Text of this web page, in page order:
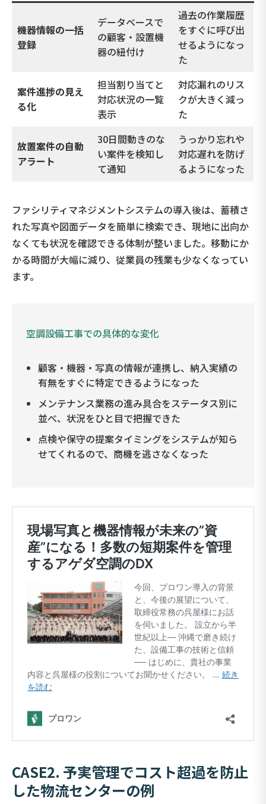
機器情報の一括
登録
データベースで
の顧客・設置機
器の紐付け
過去の作業履歴
をすぐに呼び出
せるようになっ
た
案件進捗の見え
る化
担当割り当てと
対応状況の一覧
表示
対応漏れのリス
クが大きく減っ
た
放置案件の自動
アラート
30日間動きのな
い案件を検知し
て通知
うっかり忘れや
対応遅れを防げ
るようになった
ファシリティマネジメントシステムの導入後は、蓄積さ
れた写真や図面データを簡単に検索でき、現地に出向か
なくても状況を確認できる体制が整いました。移動にか
かる時間が大幅に減り、従業員の残業も少なくなってい
ます。
空調設備工事での具体的な変化
顧客・機器・写真の情報が連携し、納入実績の
有無をすぐに特定できるようになった
メンテナンス業務の進み具合をステータス別に
並べ、状況をひと目で把握できた
点検や保守の提案タイミングをシステムが知ら
せてくれるので、商機を逃さなくなった
CASE2. 予実管理でコスト超過を防止
した物流センターの例